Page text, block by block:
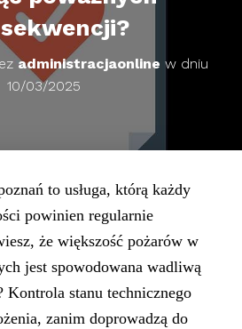
administracjaonline w dniu
10/03/2025
to usługa, którą każdy
powinien regularnie
że większość pożarów w
jest spowodowana wadliwą
Kontrola stanu technicznego
zanim doprowadzą do